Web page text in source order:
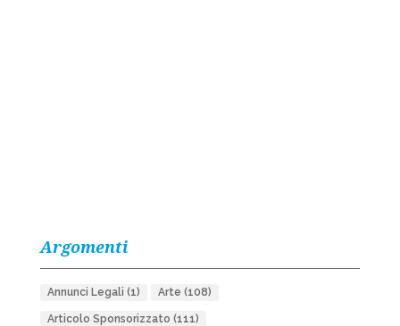
Argomenti
Annunci Legali (1) Arte (108)
Articolo Sponsorizzato (111)